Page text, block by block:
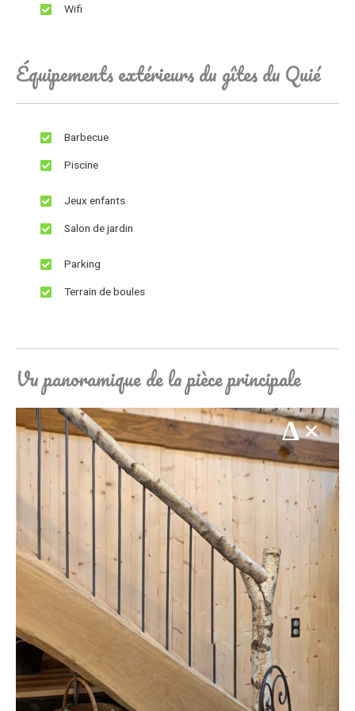
Wifi
Équipements extérieurs du gîtes du Quié
Barbecue
Piscine
Jeux enfants
Salon de jardin
Parking
Terrain de boules
Vu panoramique de la pièce principale